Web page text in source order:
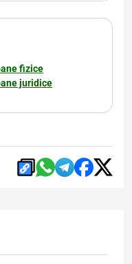
fizice
juridice